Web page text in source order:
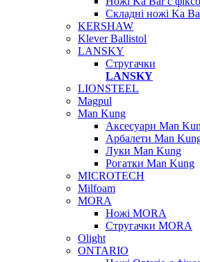
Складні ножі Ka
KERSHAW
Klever Ballistol
LANSKY
Стругачки
LANSKY
LIONSTEEL
Magpul
Man Kung
Аксесуари Man
Арбалети Man
Луки Man Kung
Рогатки Man Kung
MICROTECH
Milfoam
MORA
Ножі MORA
Стругачки MORA
Olight
ONTARIO